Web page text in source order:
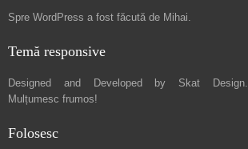
Spre WordPress a fost făcută de Mihai.
Temă responsive
Designed and Developed by Skat Design.
Mulțumesc frumos!
Folosesc